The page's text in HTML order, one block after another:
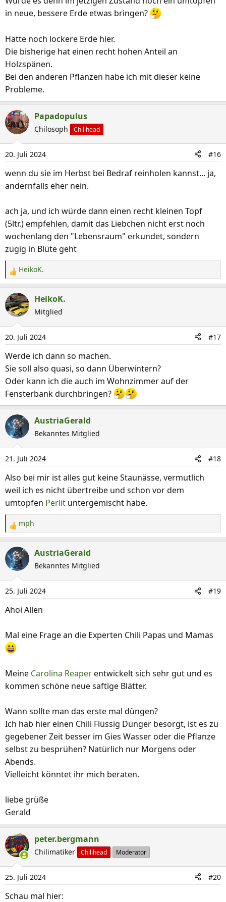
n
in neue, bessere Erde etwas bringen?
Hätte noch lockere Erde hier.
Die bisherige hat einen recht hohen Anteil an
Holzspänen.
Bei den anderen Pflanzen habe ich mit dieser keine
Probleme.
Papadopulus
Chilosoph Chilihead
20. Juli 2024 #16
wenn du sie im Herbst bei Bedraf reinholen kannst... ja,
andernfalls eher nein.
ach ja, und ich würde dann einen recht kleinen Topf
(5ltr.) empfehlen, damit das Liebchen nicht erst noch
wochenlang den "Lebensraum" erkundet, sondern
zügig in Blüte geht
R
e
a
k
t
i
o
n
n
:
HeikoK.
HeikoK.
Mitglied
20. Juli 2024 #17
Werde ich dann so machen.
Sie soll also quasi, so dann Überwintern?
Oder kann ich die auch im Wohnzimmer auf der
Fensterbank durchbringen?
AustriaGerald
Bekanntes Mitglied
21. Juli 2024 #18
Also bei mir ist alles gut keine Staunässe, vermutlich
weil ich es nicht übertreibe und schon vor dem
umtopfen Perlit untergemischt habe.
R
e
a
k
t
i
o
n
:
mph
AustriaGerald
Bekanntes Mitglied
25. Juli 2024 #19
Ahoi Allen
Mal eine Frage an die Experten Chili Papas und Mamas
Meine Carolina Reaperentwickelt sich sehr gut und es
kommen schöne neue saftige Blätter.
Wann sollte man das erste mal düngen?
Ich hab hier einen Chili Flüssig Dünger besorgt, ist es zu
gegebener Zeit besser im Gies Wasser oder die Pflanze
selbst zu besprühen? Natürlich nur Morgens oder
Abends.
Vielleicht könntet ihr mich beraten.
liebe grüße
Gerald
peter.bergmann
Chilimatiker Chilihead Moderator
25. Juli 2024 #20
Schau mal hier: